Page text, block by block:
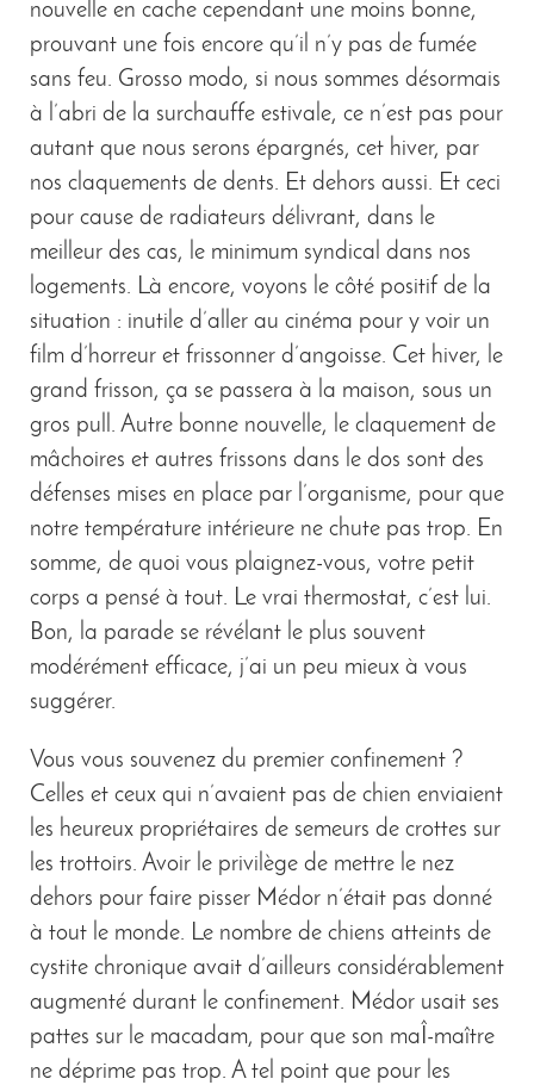
nouvelle en cache cependant une moins bonne,
prouvant une fois encore qu’il n’y pas de fumée
sans feu. Grosso modo, si nous sommes désormais
à l’abri de la surchauffe estivale, ce n’est pas pour
autant que nous serons épargnés, cet hiver, par
nos claquements de dents. Et dehors aussi. Et ceci
pour cause de radiateurs délivrant, dans le
meilleur des cas, le minimum syndical dans nos
logements. Là encore, voyons le côté positif de la
situation : inutile d’aller au cinéma pour y voir un
film d’horreur et frissonner d’angoisse. Cet hiver, le
grand frisson, ça se passera à la maison, sous un
gros pull. Autre bonne nouvelle, le claquement de
mâchoires et autres frissons dans le dos sont des
défenses mises en place par l’organisme, pour que
notre température intérieure ne chute pas trop. En
somme, de quoi vous plaignez-vous, votre petit
corps a pensé à tout. Le vrai thermostat, c’est lui.
Bon, la parade se révélant le plus souvent
modérément efficace, j’ai un peu mieux à vous
suggérer.
Vous vous souvenez du premier confinement ?
Celles et ceux qui n’avaient pas de chien enviaient
les heureux propriétaires de semeurs de crottes sur
les trottoirs. Avoir le privilège de mettre le nez
dehors pour faire pisser Médor n’était pas donné
à tout le monde. Le nombre de chiens atteints de
cystite chronique avait d’ailleurs considérablement
augmenté durant le confinement. Médor usait ses
pattes sur le macadam, pour que son maÎ-maître
ne déprime pas trop. A tel point que pour les